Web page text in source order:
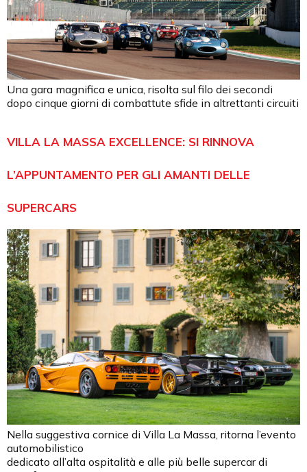
Una gara magnifica e unica, risolta sul filo dei secondi
dopo cinque giorni di combattute sfide in altrettanti circuiti
VILLA LA MASSA EXCELLENCE: SI RINNOVA
L’APPUNTAMENTO PER GLI AMANTI DELLE
SUPERCARS
Nella suggestiva cornice di Villa La Massa, ritorna l’evento
automobilistico
dedicato all’alta ospitalità e alle più belle supercar di